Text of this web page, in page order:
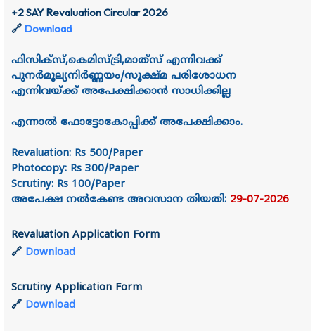
+2 SAY Revaluation Circular 2026
🔗 Download
ഫിസിക്സ്,കെമിസ്ട്രി,മാത്‍സ് എന്നിവക്ക്
പുനർമൂല്യനിർണ്ണയം/സൂക്ഷ്മ പരിശോധന
എന്നിവയ്ക്ക് അപേക്ഷിക്കാൻ സാധിക്കില്ല
എന്നാൽ ഫോട്ടോകോപ്പിക്ക് അപേക്ഷിക്കാം.
Revaluation: Rs 500/Paper
Photocopy: Rs 300/Paper
Scrutiny: Rs 100/Paper
അപേക്ഷ നൽകേണ്ട അവസാന തിയതി: 29-07-2026
Revaluation Application Form
🔗 Download
Scrutiny Application Form
🔗 Download